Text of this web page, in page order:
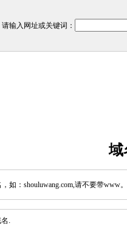
请输入网址或关键词：
域
如：shouluwang.com,请不要带www
.